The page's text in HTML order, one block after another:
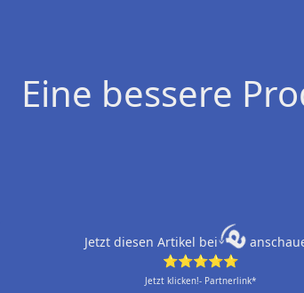
Eine bessere
Jetzt diesen Artikel bei
⭐⭐⭐⭐⭐
Jetzt klicken!- Partnerlink*